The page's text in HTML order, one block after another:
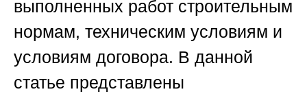
выполненных работ строительным
нормам, техническим условиям и
условиям договора. В данной
статье представлены